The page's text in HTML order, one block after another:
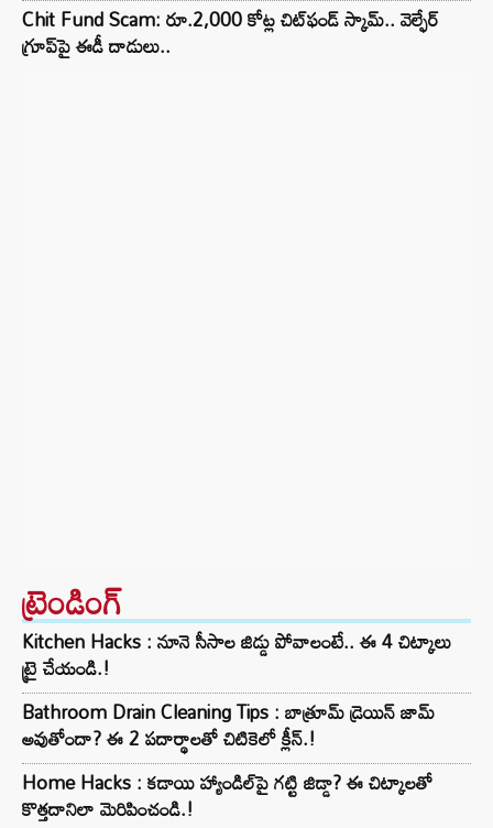
Chit Fund Scam: రూ.2,000 కోట్ల చిట్‌ఫండ్ స్కామ్.. వెల్ఫేర్
గ్రూప్‌పై ఈడీ దాడులు..
ట్రెండింగ్‌
Kitchen Hacks : నూనె సీసాల జిడ్డు పోవాలంటే.. ఈ 4 చిట్కాలు
ట్రై చేయండి.!
Bathroom Drain Cleaning Tips : బాత్రూమ్ డ్రెయిన్ జామ్
అవుతోందా? ఈ 2 పదార్థాలతో చిటికెలో క్లీన్.!
Home Hacks : కడాయి హ్యాండిల్‌పై గట్టి జిడ్డా? ఈ చిట్కాలతో
కొత్తదానిలా మెరిపించండి.!